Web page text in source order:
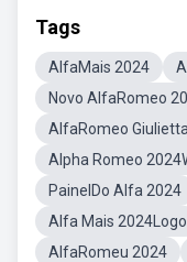
Tags
AlfaMais 2024
Novo AlfaRomeo
AlfaRomeo
Alpha Romeo
PainelDo Alfa 2024
Alfa Mais 2024Logo
AlfaRomeu 2024